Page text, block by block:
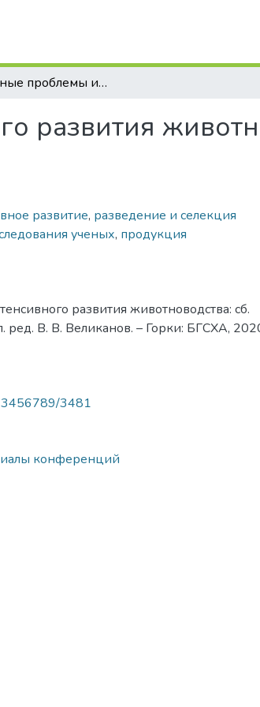
Актуальные проблемы интенсивного развития животноводства: сб. науч. тр. Вып. 23 : в 2 ч. - Ч. 1
развития
развитие, разведение и селекция
ученых, продукция
развития животноводства: сб.
ред. В. В. Великанов. – Горки: БГСХА,
3481
конференций